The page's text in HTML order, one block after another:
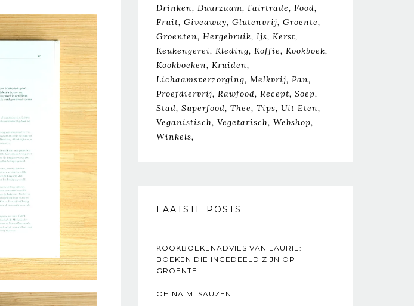
Drinken
Duurzaam Fairtrade
Food
Fruit Giveaway Glutenvrij Groente
Groenten
Hergebruik Ijs
Kerst
Keukengerei
Kleding Koffie
Kookboek
Kookboeken
Kruiden
Lichaamsverzorging
Melkvrij
Pan
Proefdiervrij
Rawfood Recept Soep
Stad Superfood Thee Tips Uit Eten
Veganistisch Vegetarisch Webshop
Winkels
LAATSTE POSTS
KOOKBOEKENADVIES VAN LAURIE:
BOEKEN DIE INGEDEELD ZIJN OP
GROENTE
OH NA MI SAUZEN